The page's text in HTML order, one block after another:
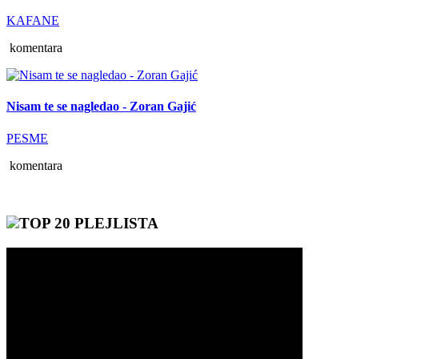
KAFANE
komentara
Nisam te se nagledao - Zoran Gajić
PESME
komentara
TOP 20 PLEJLISTA